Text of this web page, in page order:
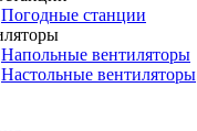
Погодные станции
Напольные вентиляторы
Настольные вентиляторы